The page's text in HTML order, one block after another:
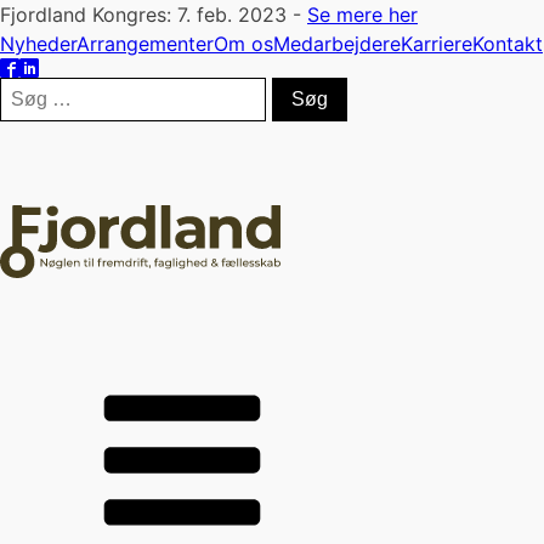
Fjordland Kongres: 7. feb. 2023 - Se mere her
NyhederArrangementerOm osMedarbejdereKarriereKontakt
Søg
efter: